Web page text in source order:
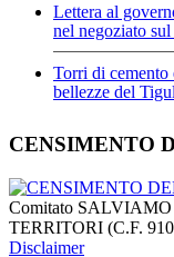
Lettera al
nel negoziato
Torri di cemento
bellezze del
CENSIMENTO
Comitato
TERRITORI (C.F.
Disclaimer